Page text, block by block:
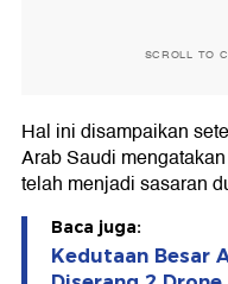
SCROLL TO
Hal ini disampaikan
Arab Saudi
telah menjadi sasaran
Baca juga:
Kedutaan Besar